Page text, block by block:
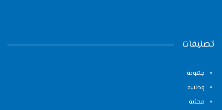
تصنيفات
جهوية
وطنية
محلية